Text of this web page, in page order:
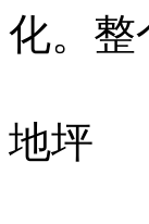
化。整
地坪